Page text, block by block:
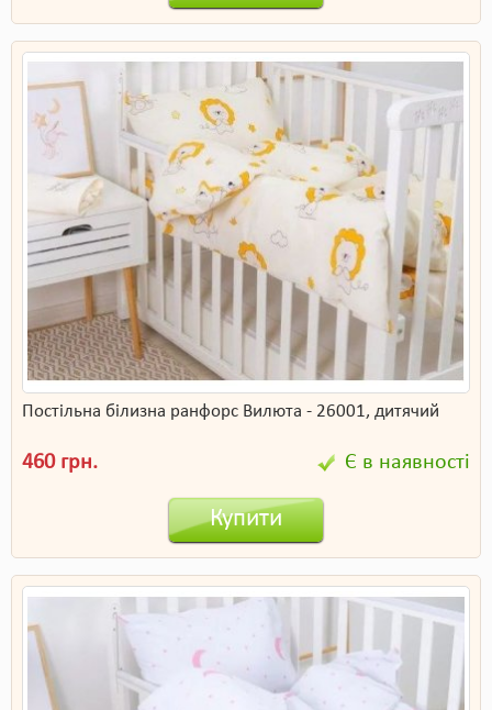
Постільна білизна ранфорс Вилюта - 26001, дитячий
460 грн. Є в наявності
Купити